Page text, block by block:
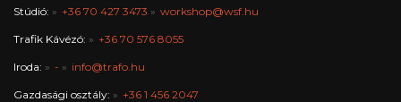
Stúdió: +36 70 427 3473 workshop@wsf.hu
Trafik Kávézó: +36 70 576 8055
Iroda: - info@trafo.hu
Gazdasági osztály: +36 1 456 2047